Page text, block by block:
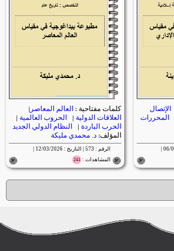
الإتصال
المحررات
كلمات مفتاحية : العالم المعاصر |
العلاقات الدولية | الحروب العالمية |
الحرب الباردة | النظام الدولي الجديد
المؤلف: د. محمدي مليكة
المشاهدات : 241